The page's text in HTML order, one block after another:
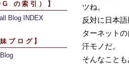
の索引）】
Blog INDEX
妹ブログ】
ツね。
反対に日本
ターネット
汗モノだ。
そんなこと